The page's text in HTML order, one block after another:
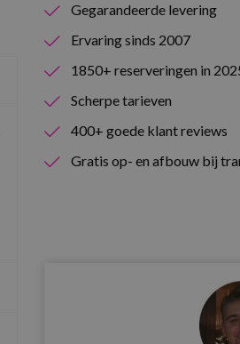
Gegarandeerde levering
Ervaring sinds 2007
1850+ reserveringen in
Scherpe tarieven
400+ goede klant reviews
Gratis op- en afbouw bij